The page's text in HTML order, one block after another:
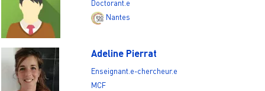
Doctorant.e
Nantes
Adeline Pierrat
Enseignant.e-chercheur.e
MCF